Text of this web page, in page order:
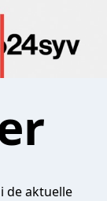
de aktuelle